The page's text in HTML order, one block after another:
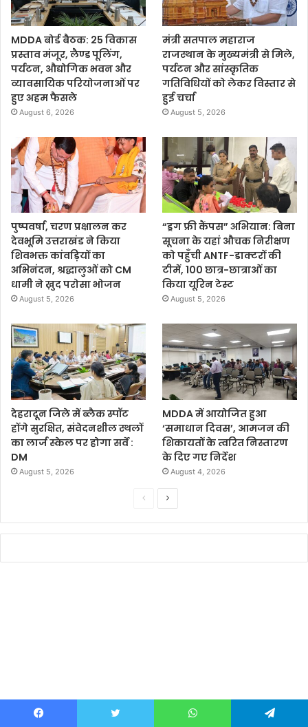
MDDA बोर्ड बैठक: 25 विकास
प्रस्ताव मंजूर, लैण्ड पूलिंग,
पर्यटन, औद्योगिक भवन और
व्यावसायिक परियोजनाओं पर
हुए अहम फैसले
August 6, 2026
मंत्री सतपाल महाराज
राजस्थान के मुख्यमंत्री से मिले,
पर्यटन और सांस्कृतिक
गतिविधियों को लेकर विस्तार से
हुई चर्चा
August 5, 2026
पुष्पवर्षा, चरण प्रक्षालन कर
देवभूमि उत्तराखंड ने किया
शिवभक्त कांवड़ियों का
अभिनंदन, श्रद्धालुओं को CM
धामी ने ख़ुद परोसा भोजन
August 5, 2026
“ड्रग फ्री कैंपस” अभियान: बिना
सूचना के यहां औचक निरीक्षण
को पहुँची ANTF-डाक्टरों की
टीमें, 100 छात्र-छात्राओं का
किया यूरिन टेस्ट
August 5, 2026
देहरादून जिले में ब्लैक स्पॉट
होंगे सुरक्षित, संवेदनशील स्थलों
का लार्ज स्केल पर होगा सर्वे :
DM
August 5, 2026
MDDA में आयोजित हुआ
‘समाधान दिवस’, आमजन की
शिकायतों के त्वरित निस्तारण
के दिए गए निर्देश
August 4, 2026
e
x